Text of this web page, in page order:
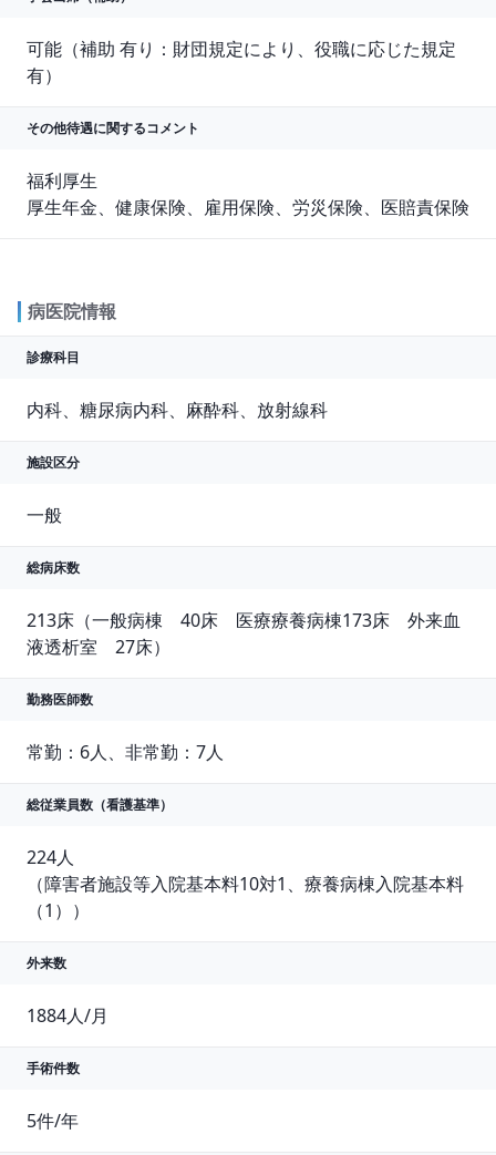
可能（補助 有り：財団規定により、役職に応じた規定
有）
その他待遇に関するコメント
福利厚生
厚生年金、健康保険、雇用保険、労災保険、医賠責保険
病医院情報
診療科目
内科、糖尿病内科、麻酔科、放射線科
施設区分
一般
総病床数
213床（一般病棟　40床　医療療養病棟173床　外来血
液透析室　27床）
勤務医師数
常勤：6人、非常勤：7人
総従業員数 （看護基準）
224人
（障害者施設等入院基本料10対1、療養病棟入院基本料
（1））
外来数
1884人/月
手術件数
5件/年